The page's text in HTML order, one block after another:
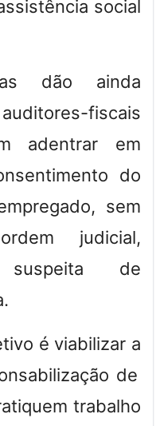
social
dão ainda
auditores-fiscais
adentrar em
do
sem
judicial,
de
.
é viabilizar a
de
trabalho